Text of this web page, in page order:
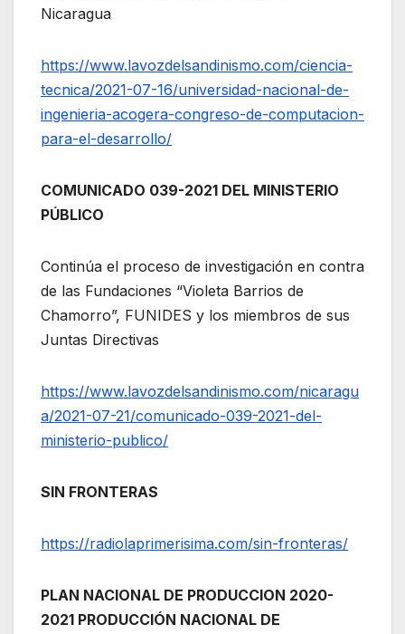
Nicaragua
https://www.lavozdelsandinismo.com/ciencia-
tecnica/2021-07-16/universidad-nacional-de-
ingenieria-acogera-congreso-de-computacion-
para-el-desarrollo/
COMUNICADO 039-2021 DEL MINISTERIO
PÚBLICO
Continúa el proceso de investigación en contra
de las Fundaciones “Violeta Barrios de
Chamorro”, FUNIDES y los miembros de sus
Juntas Directivas
https://www.lavozdelsandinismo.com/nicaragu
a/2021-07-21/comunicado-039-2021-del-
ministerio-publico/
SIN FRONTERAS
https://radiolaprimerisima.com/sin-fronteras/
PLAN NACIONAL DE PRODUCCION 2020-
2021 PRODUCCIÓN NACIONAL DE